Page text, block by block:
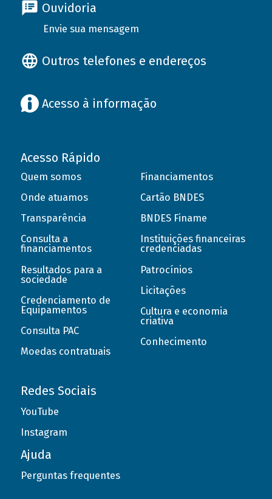
Ouvidoria
Envie sua mensagem
Outros telefones e endereços
Acesso à informação
Acesso Rápido
Quem somos
Onde atuamos
Transparência
Consulta a
financiamentos
Resultados para a
sociedade
Credenciamento de
Equipamentos
Consulta PAC
Moedas contratuais
Financiamentos
Cartão BNDES
BNDES Finame
Instituições financeiras
credenciadas
Patrocínios
Licitações
Cultura e economia
criativa
Conhecimento
Redes Sociais
YouTube
Instagram
Ajuda
Perguntas frequentes